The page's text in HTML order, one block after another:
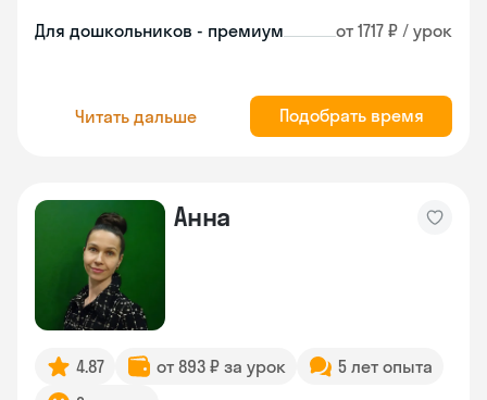
Для дошкольников - премиум от 1717 ₽ / урок
Читать дальше Подобрать время
Анна
4.87 от 893 ₽ за урок
5 лет опыта